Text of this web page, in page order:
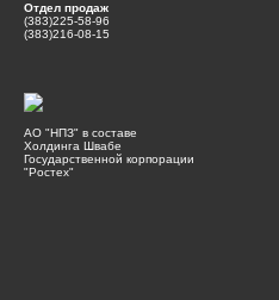
Отдел продаж
(383)225-58-96
(383)216-08-15
АО "НПЗ" в составе
Холдинга Швабе
Государственной корпорации
"Ростех"